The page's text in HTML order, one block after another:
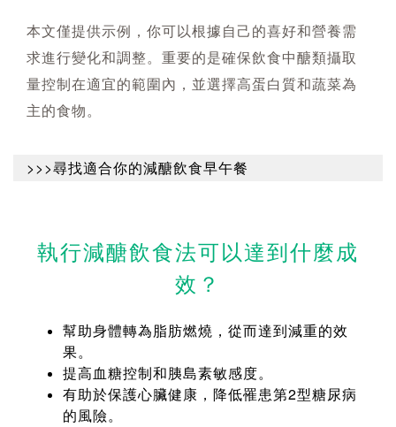
本文僅提供示例，你可以根據自己的喜好和營養需
求進行變化和調整。重要的是確保飲食中醣類攝取
量控制在適宜的範圍內，並選擇高蛋白質和蔬菜為
主的食物。
>>>尋找適合你的減醣飲食早午餐
執行減醣飲食法可以達到什麼成
效？
幫助身體轉為脂肪燃燒，從而達到減重的效
果。
提高血糖控制和胰島素敏感度。
有助於保護心臟健康，降低罹患第2型糖尿病
的風險。